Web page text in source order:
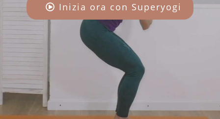
Inizia ora con Superyogi